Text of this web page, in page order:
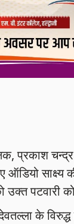
प्रकाश
ऑडियो
उक्त पटवारी
के